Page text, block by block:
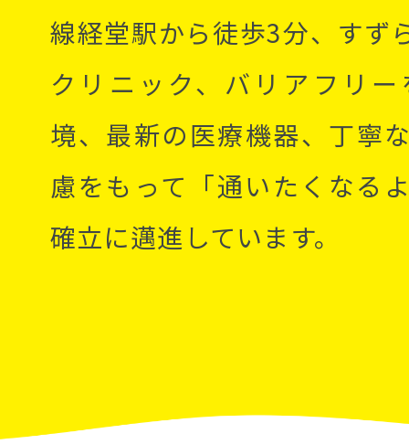
線経堂駅から徒歩3分、すず
クリニック、バリアフリ
境、最新の医療機器、丁寧
慮をもって「通いたくなる
確立に邁進しています。